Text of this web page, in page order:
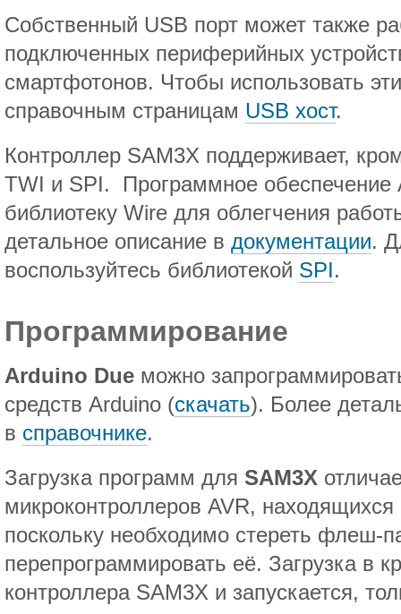
Собственный USB порт может также
подключенных периферийных
смартфотонов. Чтобы использовать
справочным страницам USB хост.
Контроллер SAM3X поддерживает,
TWI и SPI. Программное обеспечение
библиотеку Wire для облегчения
детальное описание в документации.
воспользуйтесь библиотекой SPI .
Программирование
Arduino Due можно
средств Arduino (скачать). Более
в справочнике.
Загрузка программ для SAM3X
микроконтроллеров AVR, находящихся
поскольку необходимо стереть флеш-
перепрограммировать её. Загрузка в
контроллера SAM3X и запускается,